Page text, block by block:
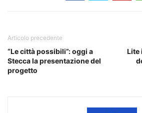
Articolo precedente
“Le città possibili”: oggi a
Stecca la presentazione del
progetto
Lite